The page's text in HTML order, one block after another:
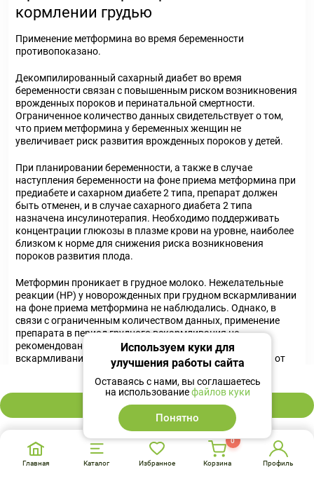
162 ₽
В корзину
кормлении грудью
Применение метформина во время беременности
противопоказано.
Декомпилированный сахарный диабет во время
беременности связан с повышенным риском возникновения
врожденных пороков и перинатальной смертности.
Ограниченное количество данных свидетельствует о том,
что прием метформина у беременных женщин не
увеличивает риск развития врожденных пороков у детей.
При планировании беременности, а также в случае
наступления беременности на фоне приема метформина при
предиабете и сахарном диабете 2 типа, препарат должен
быть отменен, и в случае сахарного диабета 2 типа
назначена инсулинотерапия. Необходимо поддерживать
концентрации глюкозы в плазме крови на уровне, наиболее
близком к норме для снижения риска возникновения
пороков развития плода.
Метформин проникает в грудное молоко. Нежелательные
реакции (НР) у новорожденных при грудном вскармливании
на фоне приема метформина не наблюдались. Однако, в
связи с ограниченным количеством данных, применение
препарата в период грудного вскармливания не
рекомендовано. Решение о прекращении грудного
вскармливания должно быть принято с учетом пользы от
грудного вскармливания и потенциального риска
возникновения HP у ребенка.
Взаимодействие
При одновременном применении с производными
сульфонилмочевины, акарбозой, инсулином, салицилатами,
ингибиторами МАО, окситетрациклином, ингибиторами АПФ,
Главная Каталог Избранное Корзина
0
Профиль
Используем куки для
улучшения работы сайта
Оставаясь с нами, вы соглашаетесь
на использованиефайлов куки
Понятно